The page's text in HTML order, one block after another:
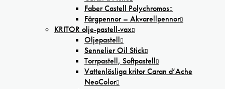
Faber Castell Polychromos
Färgpennor – Akvarellpennor
KRITOR olje-pastell-vax
Oljepastell
Sennelier Oil Stick
Torrpastell, Softpastell
Vattenlösliga kritor Caran d’Ache
NeoColor